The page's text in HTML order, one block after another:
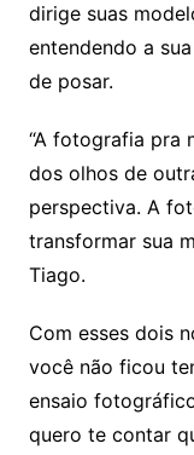
dirige suas
entendendo a
de posar.
“A fotografia pra
dos olhos de
perspectiva. A
transformar sua
Tiago.
Com esses dois
você não ficou
ensaio
quero te contar